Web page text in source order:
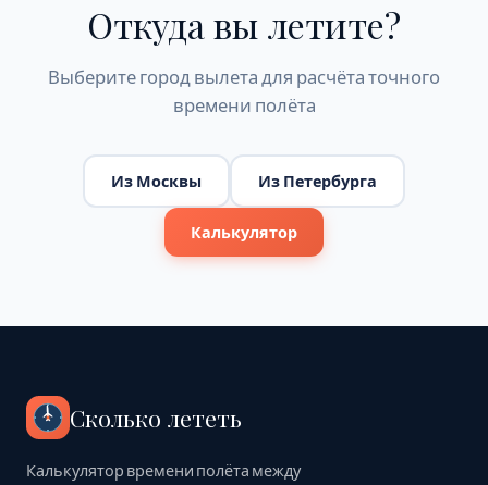
Откуда вы летите?
Выберите город вылета для расчёта точного
времени полёта
Из Москвы Из Петербурга
Калькулятор
Сколько лететь
Калькулятор времени полёта между